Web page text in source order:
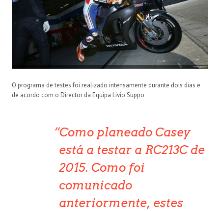
O programa de testes foi realizado intensamente durante dois dias e
de acordo com o Director da Equipa Livio Suppo
Como planeado Casey
está a testar a RC213C de
2015. Como foi
comunicado
anteriormente, estes